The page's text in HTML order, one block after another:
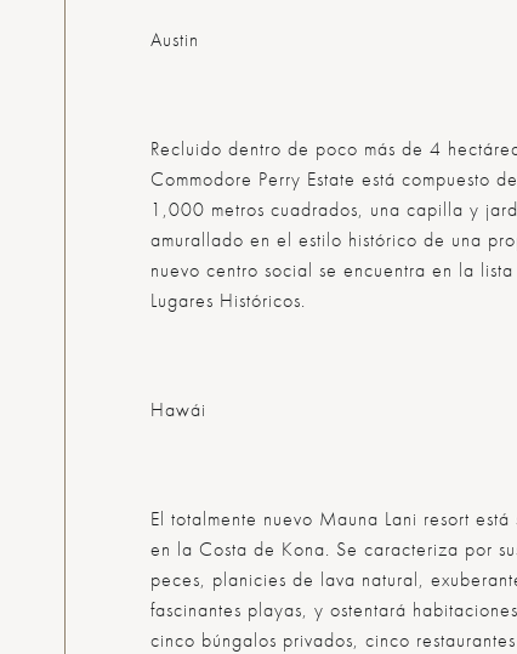
Austin
Recluido dentro de poco más de 4
Commodore Perry Estate está compuesto
1,000 metros cuadrados, una capilla y
amurallado en el estilo histórico de una
nuevo centro social se encuentra en la
Lugares Históricos.
Hawái
El totalmente nuevo Mauna Lani resort
en la Costa de Kona. Se caracteriza por
peces, planicies de lava natural,
fascinantes playas, y ostentará
cinco búngalos privados, cinco